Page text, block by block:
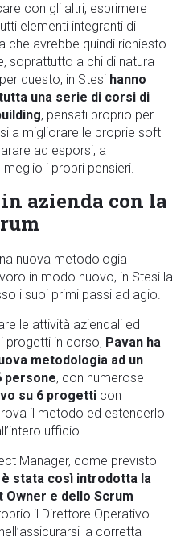
con gli altri, esprimere
elementi integranti di
che avrebbe quindi richiesto
soprattutto a chi di natura
questo, in Stesi hanno
una serie di corsi di
, pensati proprio per
a migliorare le proprie soft
ad esporsi, a
i propri pensieri.
azienda con la
nuova metodologia
in modo nuovo, in Stesi la
i suoi primi passi ad agio.
le attività aziendali ed
progetti in corso, Pavan ha
metodologia ad un
persone, con numerose
su 6 progetti con
il metodo ed estenderlo
ufficio.
Manager, come previsto
è stata così introdotta la
e dello Scrum
il Direttore Operativo
la corretta